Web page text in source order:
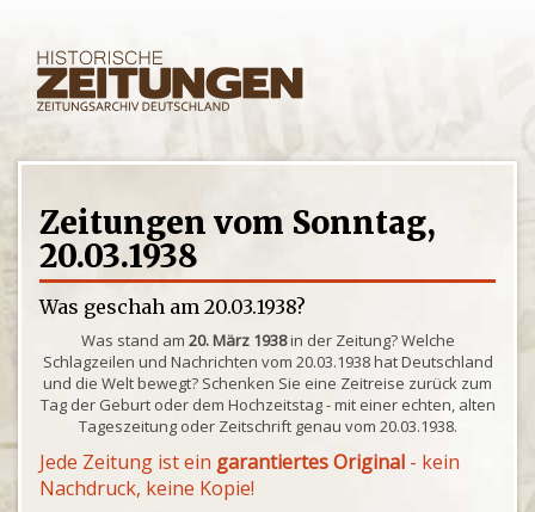
Zeitungen vom Sonntag,
20.03.1938
Was geschah am 20.03.1938?
Was stand am 20. März 1938in der Zeitung? Welche
Schlagzeilen und Nachrichten vom 20.03.1938 hat Deutschland
und die Welt bewegt? Schenken Sie eine Zeitreise zurück zum
Tag der Geburt oder dem Hochzeitstag - mit einer echten, alten
Tageszeitung oder Zeitschrift genau vom 20.03.1938.
Jede Zeitung ist ein garantiertes Original - kein
Nachdruck, keine Kopie!